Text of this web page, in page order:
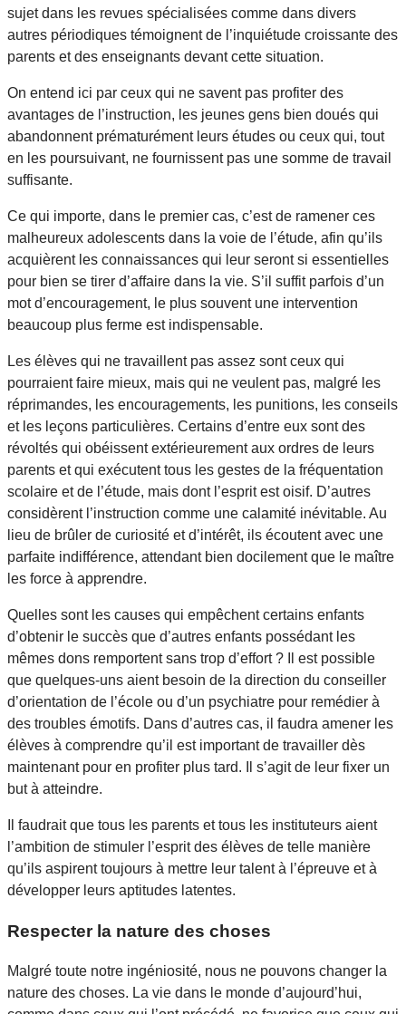
sujet dans les revues spécialisées comme dans divers
autres périodiques témoignent de l’inquiétude croissante des
parents et des enseignants devant cette situation.
On entend ici par ceux qui ne savent pas profiter des
avantages de l’instruction, les jeunes gens bien doués qui
abandonnent prématurément leurs études ou ceux qui, tout
en les poursuivant, ne fournissent pas une somme de travail
suffisante.
Ce qui importe, dans le premier cas, c’est de ramener ces
malheureux adolescents dans la voie de l’étude, afin qu’ils
acquièrent les connaissances qui leur seront si essentielles
pour bien se tirer d’affaire dans la vie. S’il suffit parfois d’un
mot d’encouragement, le plus souvent une intervention
beaucoup plus ferme est indispensable.
Les élèves qui ne travaillent pas assez sont ceux qui
pourraient faire mieux, mais qui ne veulent pas, malgré les
réprimandes, les encouragements, les punitions, les conseils
et les leçons particulières. Certains d’entre eux sont des
révoltés qui obéissent extérieurement aux ordres de leurs
parents et qui exécutent tous les gestes de la fréquentation
scolaire et de l’étude, mais dont l’esprit est oisif. D’autres
considèrent l’instruction comme une calamité inévitable. Au
lieu de brûler de curiosité et d’intérêt, ils écoutent avec une
parfaite indifférence, attendant bien docilement que le maître
les force à apprendre.
Quelles sont les causes qui empêchent certains enfants
d’obtenir le succès que d’autres enfants possédant les
mêmes dons remportent sans trop d’effort ? Il est possible
que quelques-uns aient besoin de la direction du conseiller
d’orientation de l’école ou d’un psychiatre pour remédier à
des troubles émotifs. Dans d’autres cas, il faudra amener les
élèves à comprendre qu’il est important de travailler dès
maintenant pour en profiter plus tard. Il s’agit de leur fixer un
but à atteindre.
Il faudrait que tous les parents et tous les instituteurs aient
l’ambition de stimuler l’esprit des élèves de telle manière
qu’ils aspirent toujours à mettre leur talent à l’épreuve et à
développer leurs aptitudes latentes.
Respecter la nature des choses
Malgré toute notre ingéniosité, nous ne pouvons changer la
nature des choses. La vie dans le monde d’aujourd’hui,